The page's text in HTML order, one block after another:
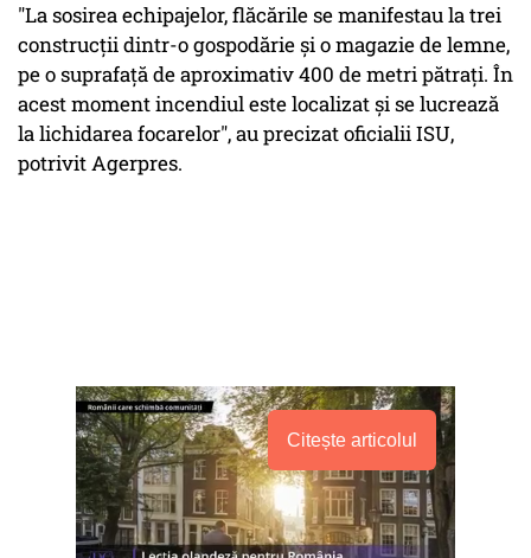
"La sosirea echipajelor, flăcările se manifestau la trei
construcţii dintr-o gospodărie şi o magazie de lemne,
pe o suprafaţă de aproximativ 400 de metri pătraţi. În
acest moment incendiul este localizat şi se lucrează
la lichidarea focarelor", au precizat oficialii ISU,
potrivit Agerpres.
Citește articolul